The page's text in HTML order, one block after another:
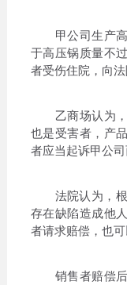
甲公司生产高
于高压锅质量不
者受伤住院，向
乙商场认为，
也是受害者，产
者应当起诉甲公司
法院认为，根
存在缺陷造成他
者请求赔偿，也
销售者赔偿后